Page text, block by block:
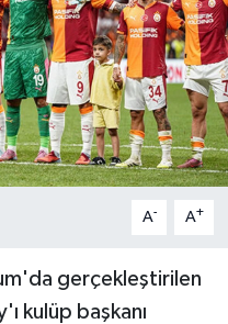
A- A+
gerçekleştirilen
kulüp başkanı